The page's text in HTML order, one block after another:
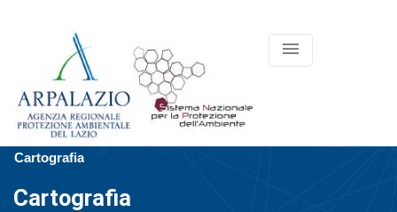
menu
Cartografia
Cartografia